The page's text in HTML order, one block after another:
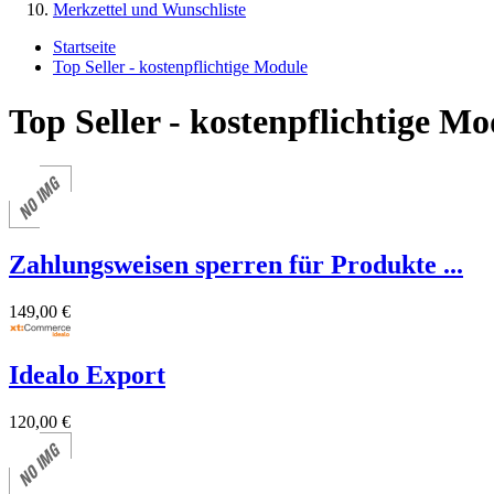
Merkzettel und Wunschliste
Startseite
Top Seller - kostenpflichtige Module
Top Seller - kostenpflichtige
Zahlungsweisen sperren für Produkte ...
149,00 €
Idealo Export
120,00 €